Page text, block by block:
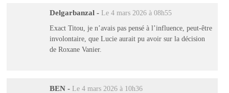
Delgarbanzal - Le 4 mars 2026 à 08h55
Exact Titou, je n’avais pas pensé à l’influence, peut-être
involontaire, que Lucie aurait pu avoir sur la décision
de Roxane Vanier.
BEN - Le 4 mars 2026 à 10h36